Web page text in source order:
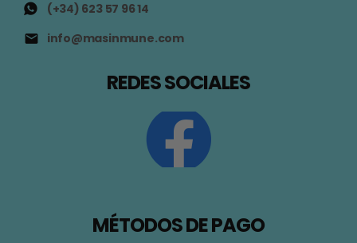
(+34) 623 57 96 14
info@masinmune.com
REDES SOCIALES
MÉTODOS DE PAGO